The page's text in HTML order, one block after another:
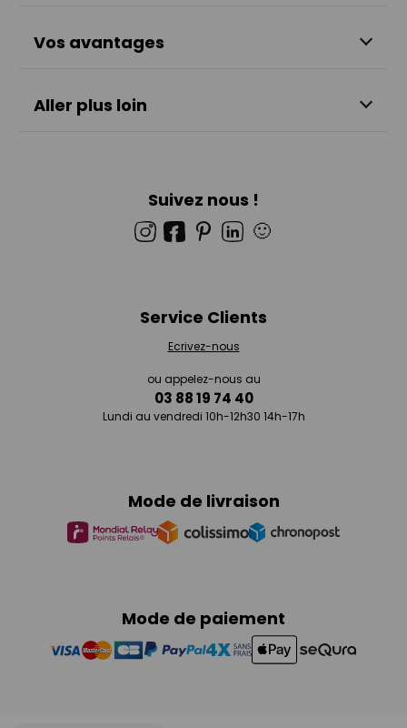
Vos avantages
Aller plus loin
Suivez nous !
🙂
Mode de paiement
Mode de livraison
Service Clients
Ecrivez-nous
ou appelez-nous au
03 88 19 74 40
Lundi au vendredi 10h-12h30 14h-17h